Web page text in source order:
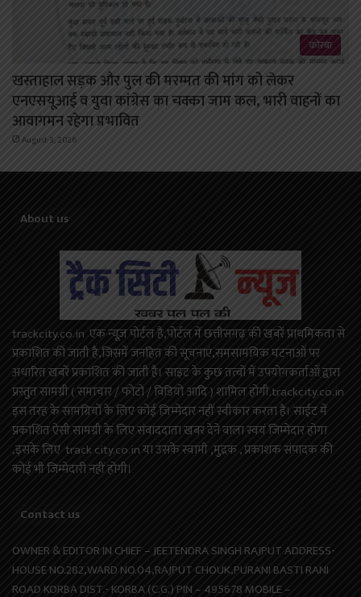
कोरबा
खस्ताहाल सड़क और पुल की मरम्मत की मांग को लेकर
एनएसयूआई व युवा कांग्रेस का चक्का जाम कल, भारी वाहनों का
आवागमन रहेगा प्रभावित
August 3, 2026
About us
trackcity.co.in एक न्यूज़ पोर्टल है,पोर्टल में छत्तीसगढ़ की खबरें प्राथमिकता से
प्रकाशित की जाती है,जिसमें जनहित की सूचनाएं,समसामयिक घटनाओं पर
अधारित खबरें प्रकाशित की जाती है। साइट के कुछ तत्वों में उपयोगकर्ताओं द्वारा
प्रस्तुत सामग्री ( समाचार / फोटो / विडियो आदि ) शामिल होगी.trackcity.co.in
इस तरह के सामग्रियों के लिए कोई ज़िम्मेदार नहीं स्वीकार करता है। साईट में
प्रकाशित ऐसी सामग्री के लिए संवाददाता खबर देने वाला स्वयं जिम्मेदार होगा
,इसके लिए track city.co.in या उसके स्वामी ,मुद्रक , प्रकाशक संपादक की
कोई भी जिम्मेदारी नहीं होगी।
Contact us
OWNER & EDITOR IN CHIEF – JEETENDRA SINGH RAJPUT ADDRESS-
HOUSE NO.282,WARD NO.04,RAJPUT CHOUK,PURANI BASTI RANI
ROAD KORBA DIST.- KORBA (C.G.) PIN – 495678 MOBILE –